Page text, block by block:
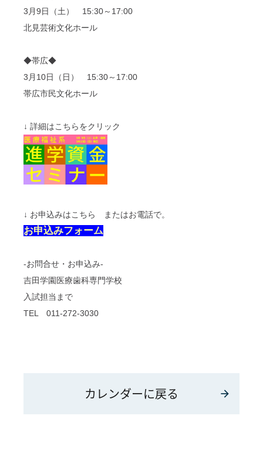
3月9日（土） 15:30～17:00
北見芸術文化ホール
◆帯広◆
3月10日（日） 15:30～17:00
帯広市民文化ホール
↓ 詳細はこちらをクリック
↓ お申込みはこちら またはお電話で。
お申込みフォーム
-お問合せ・お申込み-
吉田学園医療歯科専門学校
入試担当まで
TEL 011-272-3030
カレンダーに戻る